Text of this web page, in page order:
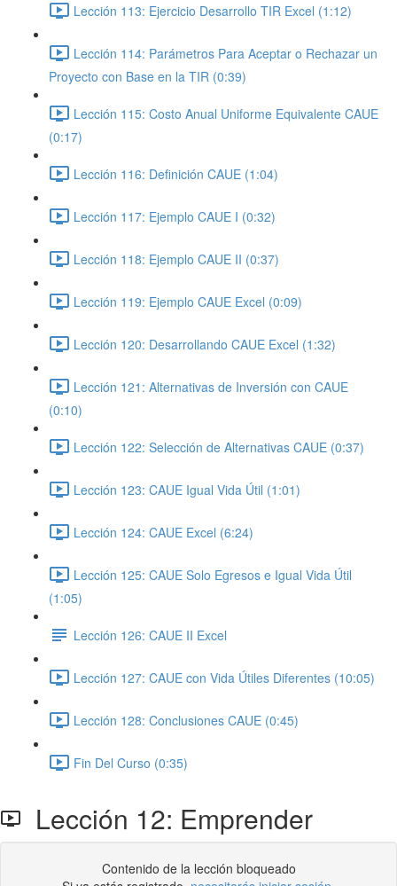
Lección 113: Ejercicio Desarrollo TIR Excel (1:12)
Lección 114: Parámetros Para Aceptar o Rechazar un
Proyecto con Base en la TIR (0:39)
Lección 115: Costo Anual Uniforme Equivalente CAUE
(0:17)
Lección 116: Definición CAUE (1:04)
Lección 117: Ejemplo CAUE I (0:32)
Lección 118: Ejemplo CAUE II (0:37)
Lección 119: Ejemplo CAUE Excel (0:09)
Lección 120: Desarrollando CAUE Excel (1:32)
Lección 121: Alternativas de Inversión con CAUE
(0:10)
Lección 122: Selección de Alternativas CAUE (0:37)
Lección 123: CAUE Igual Vida Útil (1:01)
Lección 124: CAUE Excel (6:24)
Lección 125: CAUE Solo Egresos e Igual Vida Útil
(1:05)
Lección 126: CAUE II Excel
Lección 127: CAUE con Vida Útiles Diferentes (10:05)
Lección 128: Conclusiones CAUE (0:45)
Fin Del Curso (0:35)
Lección 12: Emprender
Contenido de la lección bloqueado